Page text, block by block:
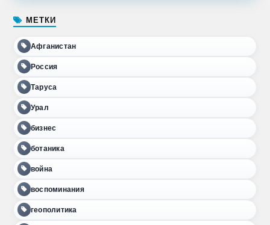
МЕТКИ
Афганистан
Россия
Таруса
Урал
бизнес
ботаника
война
воспоминания
геополитика